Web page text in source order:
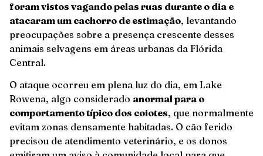
foram vistos vagando pelas ruas durante o dia e
atacaram um cachorro de estimação, levantando
preocupações sobre a presença crescente desses
animais selvagens em áreas urbanas da Flórida
Central.
O ataque ocorreu em plena luz do dia, em Lake
Rowena, algo considerado anormal para o
comportamento típico dos coiotes, que normalmente
evitam zonas densamente habitadas. O cão ferido
precisou de atendimento veterinário, e os donos